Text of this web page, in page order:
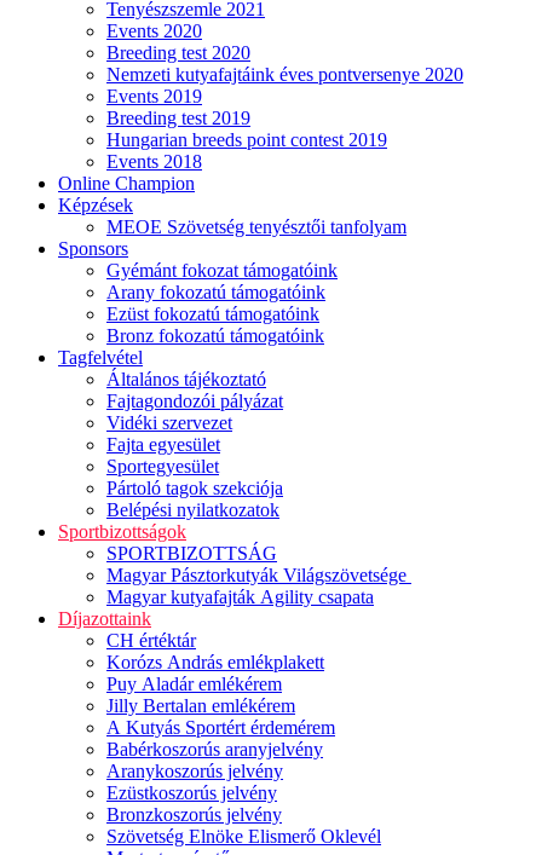
Tenyészszemle 2021
Events 2020
Breeding test 2020
Nemzeti kutyafajtáink éves pontversenye 2020
Events 2019
Breeding test 2019
Hungarian breeds point contest 2019
Events 2018
Online Champion
Képzések
MEOE Szövetség tenyésztői tanfolyam
Sponsors
Gyémánt fokozat támogatóink
Arany fokozatú támogatóink
Ezüst fokozatú támogatóink
Bronz fokozatú támogatóink
Tagfelvétel
Általános tájékoztató
Fajtagondozói pályázat
Vidéki szervezet
Fajta egyesület
Sportegyesület
Pártoló tagok szekciója
Belépési nyilatkozatok
Sportbizottságok
SPORTBIZOTTSÁG
Magyar Pásztorkutyák Világszövetsége
Magyar kutyafajták Agility csapata
Díjazottaink
CH értéktár
Korózs András emlékplakett
Puy Aladár emlékérem
Jilly Bertalan emlékérem
A Kutyás Sportért érdemérem
Babérkoszorús aranyjelvény
Aranykoszorús jelvény
Ezüstkoszorús jelvény
Bronzkoszorús jelvény
Szövetség Elnöke Elismerő Oklevél